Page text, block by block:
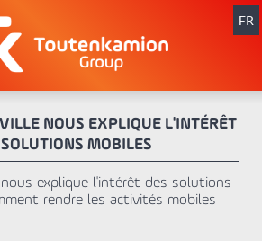
FR
NOUS EXPLIQUE L'INTÉRÊT
SOLUTIONS MOBILES
nous explique l'intérêt des solutions
rendre les activités mobiles